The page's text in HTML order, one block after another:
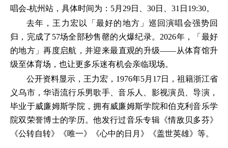
唱会-杭州站，具体时间为：5月29日、30日、31日19:30。
去年，王力宏以「最好的地方」巡回演唱会强势回
归，完成了57场全部秒售罄的火爆纪录。2026年，「最好
的地方」再度启航，并迎来最直观的升级——从体育馆升
级至体育场，也让更多乐迷有机会亲临现场。
公开资料显示，王力宏，1976年5月17日，祖籍浙江省
义乌市，华语流行乐男歌手、音乐人、影视演员、导演，
毕业于威廉姆斯学院，拥有威廉姆斯学院和伯克利音乐学
院双荣誉博士的学历。他发行过音乐专辑《情敌贝多芬》
《公转自转》《唯一》《心中的日月》《盖世英雄》等。